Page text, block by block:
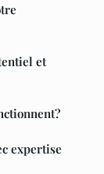
et
expertise